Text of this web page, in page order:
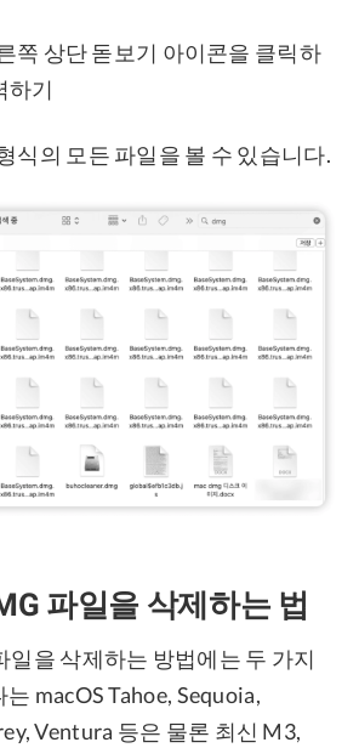
쪽 상단 돋보기 아이콘을 클릭하
하기
식의 모든 파일을 볼 수 있습니다.
파일을 삭제하는 법
일을 삭제하는 방법에는 두 가지
macOS Tahoe, Sequoia,
Ventura 등은 물론 최신 M3,